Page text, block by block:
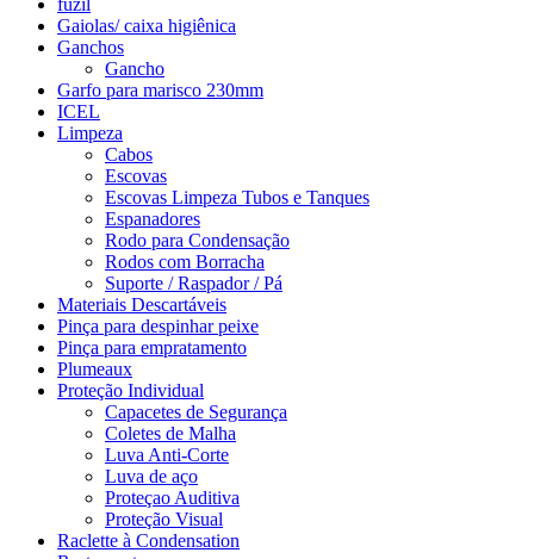
fuzil
Gaiolas/ caixa higiênica
Ganchos
Gancho
Garfo para marisco 230mm
ICEL
Limpeza
Cabos
Escovas
Escovas Limpeza Tubos e Tanques
Espanadores
Rodo para Condensação
Rodos com Borracha
Suporte / Raspador / Pá
Materiais Descartáveis
Pinça para despinhar peixe
Pinça para empratamento
Plumeaux
Proteção Individual
Capacetes de Segurança
Coletes de Malha
Luva Anti-Corte
Luva de aço
Proteçao Auditiva
Proteção Visual
Raclette à Condensation